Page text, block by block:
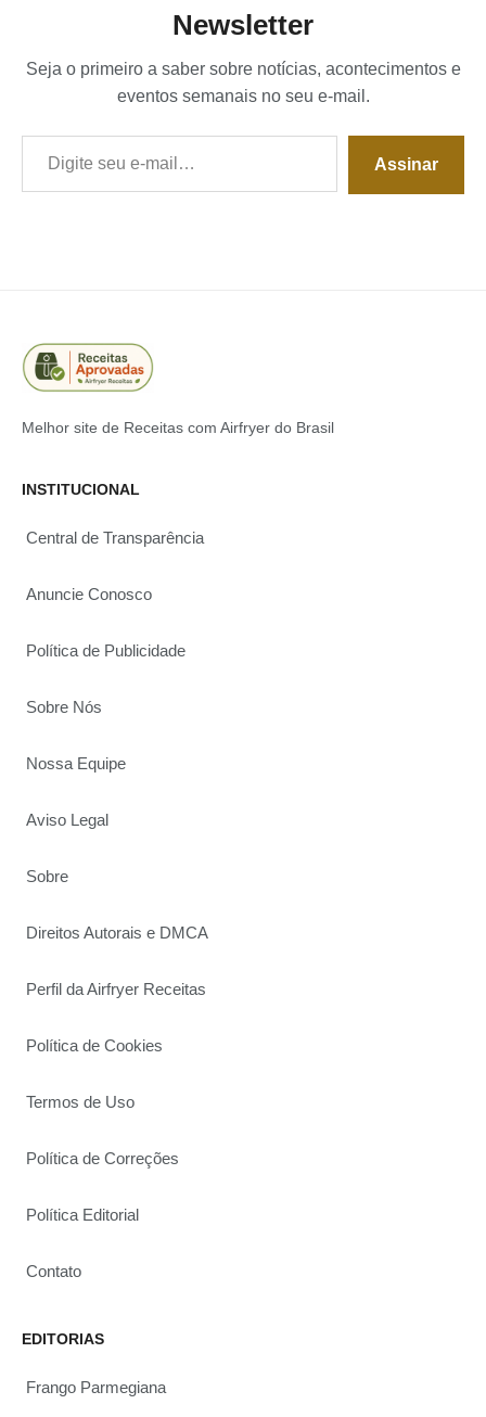
Newsletter
Seja o primeiro a saber sobre notícias, acontecimentos e
eventos semanais no seu e-mail.
Digite seu e-mail…
Assinar
Melhor site de Receitas com Airfryer do Brasil
INSTITUCIONAL
Central de Transparência
Anuncie Conosco
Política de Publicidade
Sobre Nós
Nossa Equipe
Aviso Legal
Sobre
Direitos Autorais e DMCA
Perfil da Airfryer Receitas
Política de Cookies
Termos de Uso
Política de Correções
Política Editorial
Contato
EDITORIAS
Frango Parmegiana